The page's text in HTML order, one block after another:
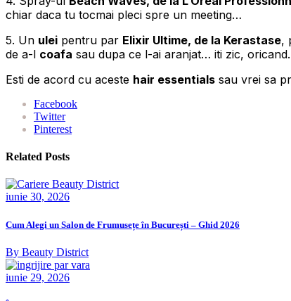
chiar daca tu tocmai pleci spre un meeting…
5. Un ulei pentru par Elixir Ultime, de la Kerastase,
de a-l coafa sau dupa ce l-ai aranjat… iti zic,
Esti de acord cu aceste hair essentials sau vrei sa
Facebook
Twitter
Pinterest
Related Posts
iunie 30, 2026
Cum Alegi un Salon de Frumusețe în București – Ghid 2026
By Beauty District
iunie 29, 2026